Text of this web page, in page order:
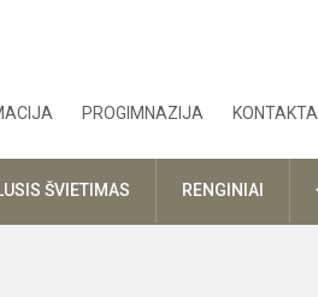
PROGIMNAZIJA KONTAKTAI
ŠVIETIMAS RENGINIAI